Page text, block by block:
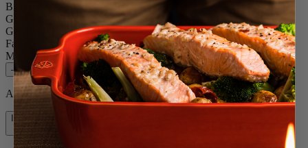
Bistro Chef
Größe
Gewürz
Trockenes Salz
Farbe
Verkupfert
Menge
– +
Auf Lager und bereit, zu Ihnen nach Hause geliefert zu werden.
47,90 €